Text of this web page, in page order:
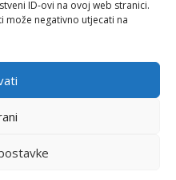
ID-ovi na ovoj web stranici.
može negativno utjecati na
odnose